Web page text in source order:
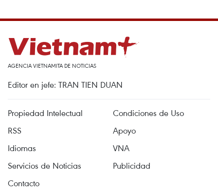
AGENCIA VIETNAMITA DE NOTICIAS
Editor en jefe: TRAN TIEN DUAN
Propiedad Intelectual
Condiciones de Uso
RSS
Apoyo
Idiomas
VNA
Servicios de Noticias
Publicidad
Contacto